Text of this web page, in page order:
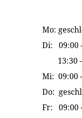
Mo:
Di: 09:00
13:30 -
Mi: 09:00
Do:
Fr: 09:00